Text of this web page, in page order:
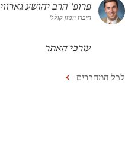
פרופ' הרב יהושע גארווי
היברו יוניון קולג'
עורכי האתר
לכל המחברים